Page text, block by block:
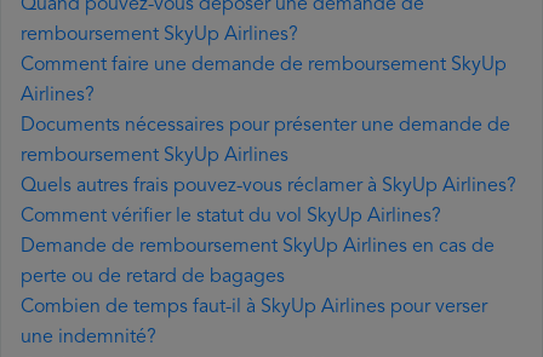
Quand pouvez-vous déposer une demande de
remboursement SkyUp Airlines?
Comment faire une demande de remboursement SkyUp
Airlines?
Documents nécessaires pour présenter une demande de
remboursement SkyUp Airlines
Quels autres frais pouvez-vous réclamer à SkyUp Airlines?
Comment vérifier le statut du vol SkyUp Airlines?
Demande de remboursement SkyUp Airlines en cas de
perte ou de retard de bagages
Combien de temps faut-il à SkyUp Airlines pour verser
une indemnité?